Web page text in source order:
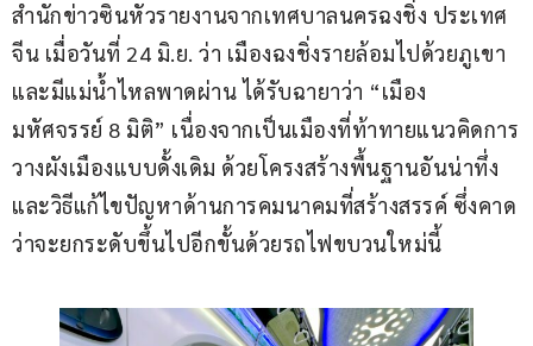
สำนักข่าวซินหัวรายงานจากเทศบาลนครฉงชิ่ง ประเทศ
จีน เมื่อวันที่ 24 มิ.ย. ว่า เมืองฉงชิ่งรายล้อมไปด้วยภูเขา
และมีแม่น้ำไหลพาดผ่าน ได้รับฉายาว่า “เมือง
มหัศจรรย์ 8 มิติ” เนื่องจากเป็นเมืองที่ท้าทายแนวคิดการ
วางผังเมืองแบบดั้งเดิม ด้วยโครงสร้างพื้นฐานอันน่าทึ่ง
และวิธีแก้ไขปัญหาด้านการคมนาคมที่สร้างสรรค์ ซึ่งคาด
ว่าจะยกระดับขึ้นไปอีกขั้นด้วยรถไฟขบวนใหม่นี้